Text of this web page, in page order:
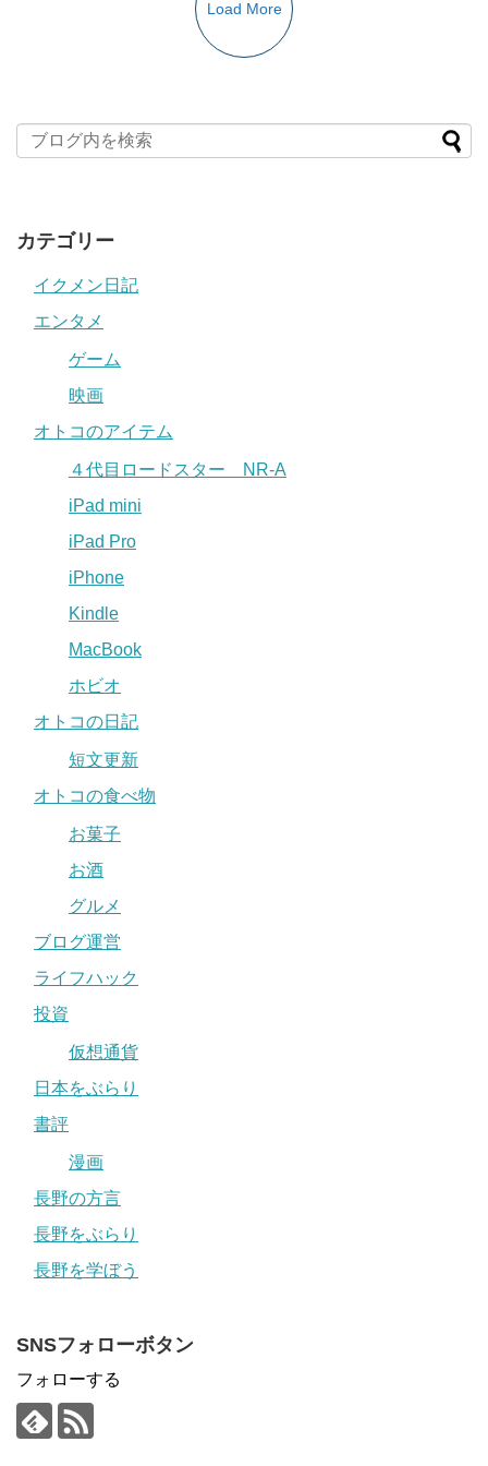
Load More
カテゴリー
イクメン日記
エンタメ
ゲーム
映画
オトコのアイテム
４代目ロードスター NR-A
iPad mini
iPad Pro
iPhone
Kindle
MacBook
ホビオ
オトコの日記
短文更新
オトコの食べ物
お菓子
お酒
グルメ
ブログ運営
ライフハック
投資
仮想通貨
日本をぶらり
書評
漫画
長野の方言
長野をぶらり
長野を学ぼう
SNSフォローボタン
フォローする